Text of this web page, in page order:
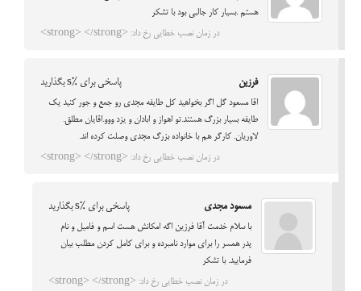
هستم .بسیار کار جالبی بود با تشکر
در زمان نصب خطایی رخ داد: <strong> </strong>
فرزين پاسخی برای %s بگذارید
اقا مسعود گل اگر بخواهيد کل طايفه مجدي رو جمع و جور كنيد يك
طايفه بسيار بزرگ هستند.تو اهواز و ابادان و يزد ووو.اقايان مطلق.
لاوريان. كارگر هم با خانواده بزرگ مجدى وصلت کرده اند.
در زمان نصب خطایی رخ داد: <strong> </strong>
مسعود مجدی پاسخی برای %s بگذارید
با سلام خدمت آقا فرزین اگه امکانش هست اسم و فامیل و نام
پدر همسر را برای موارد نامبرده و برای کامل کردن مطلب بیان
فرمایید. با تشکر
در زمان نصب خطایی رخ داد: <strong> </strong>